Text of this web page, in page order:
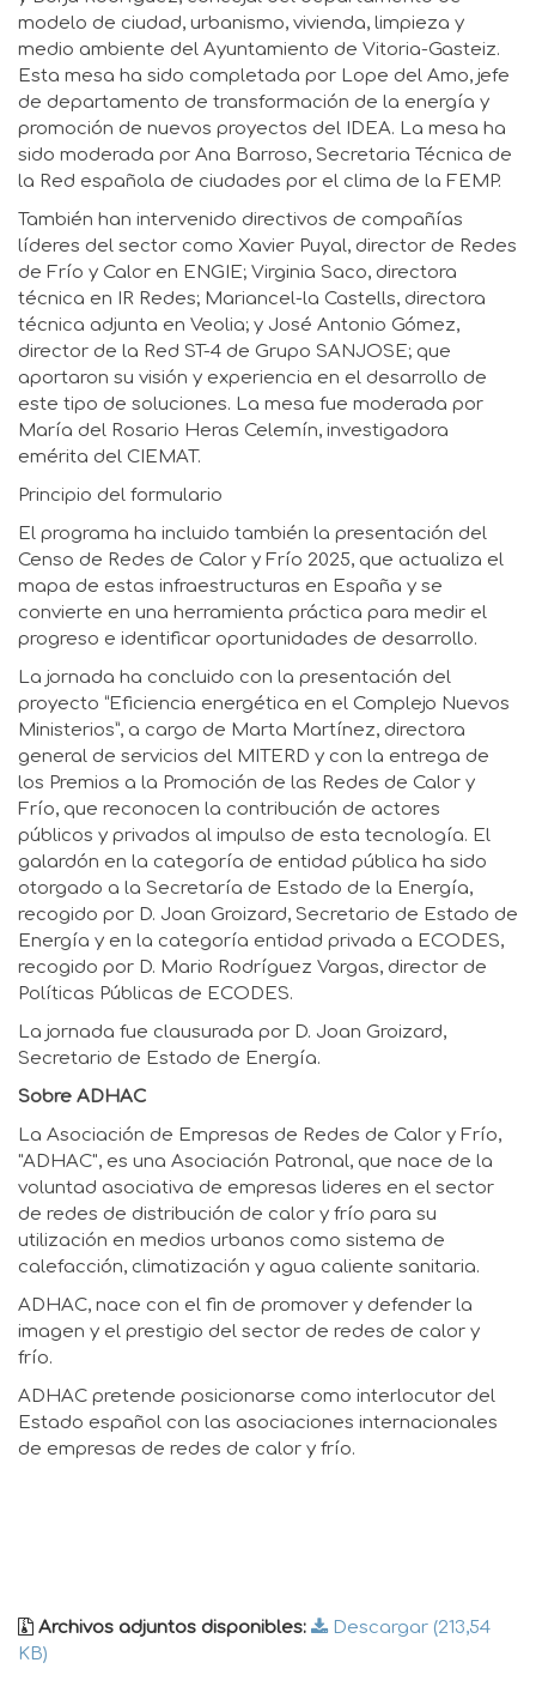
modelo de ciudad, urbanismo, vivienda, limpieza y
medio ambiente del Ayuntamiento de Vitoria-Gasteiz.
Esta mesa ha sido completada por Lope del Amo, jefe
de departamento de transformación de la energía y
promoción de nuevos proyectos del IDEA. La mesa ha
sido moderada por Ana Barroso, Secretaria Técnica de
la Red española de ciudades por el clima de la FEMP.
También han intervenido directivos de compañías
líderes del sector como Xavier Puyal, director de Redes
de Frío y Calor en ENGIE; Virginia Saco, directora
técnica en IR Redes; Mariancel-la Castells, directora
técnica adjunta en Veolia; y José Antonio Gómez,
director de la Red ST-4 de Grupo SANJOSE; que
aportaron su visión y experiencia en el desarrollo de
este tipo de soluciones. La mesa fue moderada por
María del Rosario Heras Celemín, investigadora
emérita del CIEMAT.
Principio del formulario
El programa ha incluido también la presentación del
Censo de Redes de Calor y Frío 2025, que actualiza el
mapa de estas infraestructuras en España y se
convierte en una herramienta práctica para medir el
progreso e identificar oportunidades de desarrollo.
La jornada ha concluido con la presentación del
proyecto “Eficiencia energética en el Complejo Nuevos
Ministerios”, a cargo de Marta Martínez, directora
general de servicios del MITERD y con la entrega de
los Premios a la Promoción de las Redes de Calor y
Frío, que reconocen la contribución de actores
públicos y privados al impulso de esta tecnología. El
galardón en la categoría de entidad pública ha sido
otorgado a la Secretaría de Estado de la Energía,
recogido por D. Joan Groizard, Secretario de Estado de
Energía y en la categoría entidad privada a ECODES,
recogido por D. Mario Rodríguez Vargas, director de
Políticas Públicas de ECODES.
La jornada fue clausurada por D. Joan Groizard,
Secretario de Estado de Energía.
Sobre ADHAC
La Asociación de Empresas de Redes de Calor y Frío,
"ADHAC", es una Asociación Patronal, que nace de la
voluntad asociativa de empresas lideres en el sector
de redes de distribución de calor y frío para su
utilización en medios urbanos como sistema de
calefacción, climatización y agua caliente sanitaria.
ADHAC, nace con el fin de promover y defender la
imagen y el prestigio del sector de redes de calor y
frío.
ADHAC pretende posicionarse como interlocutor del
Estado español con las asociaciones internacionales
de empresas de redes de calor y frío.
Archivos adjuntos disponibles:
Descargar (213,54
KB)